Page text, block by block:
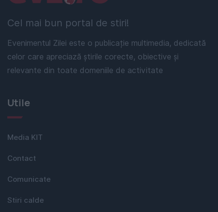
Cel mai bun portal de stiri!
Evenimentul Zilei este o publicație multimedia, dedicată
celor care apreciază știrile corecte, obiective și
relevante din toate domeniile de activitate
Utile
Media KIT
Contact
Comunicate
Stiri calde